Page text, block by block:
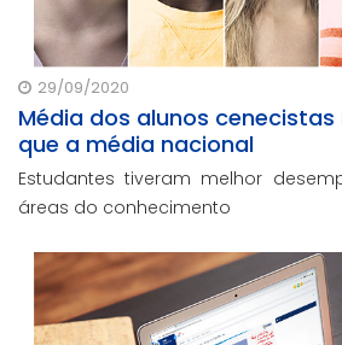
29/09/2020
Média dos alunos cenecistas
que a média nacional
Estudantes tiveram melhor
áreas do conhecimento